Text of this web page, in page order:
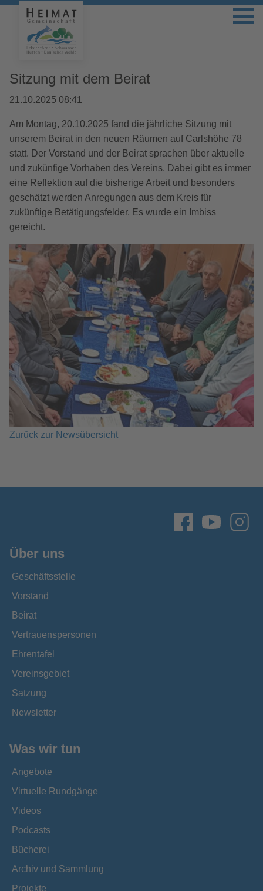
Sitzung mit dem Beirat
21.10.2025 08:41
Am Montag, 20.10.2025 fand die jährliche Sitzung mit
unserem Beirat in den neuen Räumen auf Carlshöhe 78
statt. Der Vorstand und der Beirat sprachen über aktuelle
und zukünfige Vorhaben des Vereins. Dabei gibt es immer
eine Reflektion auf die bisherige Arbeit und besonders
geschätzt werden Anregungen aus dem Kreis für
zukünftige Betätigungsfelder. Es wurde ein Imbiss
gereicht.
Zurück zur Newsübersicht
Über uns
Geschäftsstelle
Vorstand
Beirat
Vertrauenspersonen
Ehrentafel
Vereinsgebiet
Satzung
Newsletter
Was wir tun
Angebote
Virtuelle Rundgänge
Videos
Podcasts
Bücherei
Archiv und Sammlung
Projekte